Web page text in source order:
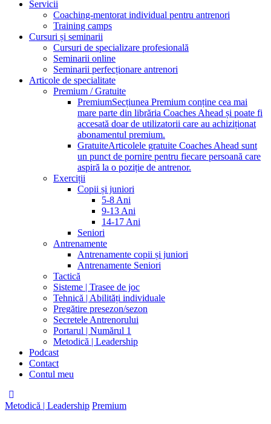
Servicii
Coaching-mentorat individual pentru antrenori
Training camps
Cursuri și seminarii
Cursuri de specializare profesională
Seminarii online
Seminarii perfecționare antrenori
Articole de specialitate
Premium / Gratuite
PremiumSecțiunea Premium conține cea mai
mare parte din librăria Coaches Ahead și poate fi
accesată doar de utilizatorii care au achiziționat
abonamentul premium.
GratuiteArticolele gratuite Coaches Ahead sunt
un punct de pornire pentru fiecare persoană care
aspiră la o poziție de antrenor.
Exerciții
Copii și juniori
5-8 Ani
9-13 Ani
14-17 Ani
Seniori
Antrenamente
Antrenamente copii și juniori
Antrenamente Seniori
Tactică
Sisteme | Trasee de joc
Tehnică | Abilități individuale
Pregătire presezon/sezon
Secretele Antrenorului
Portarul | Numărul 1
Metodică | Leadership
Podcast
Contact
Contul meu
Metodică | Leadership Premium